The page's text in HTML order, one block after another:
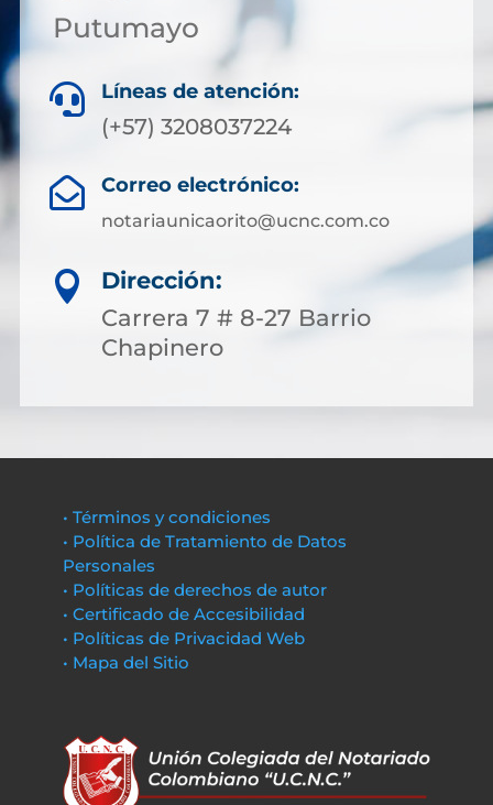
Putumayo
 Líneas de atención:
(+57) 3208037224
 Correo electrónico:
notariaunicaorito@ucnc.com.co

Dirección:
Carrera 7 # 8-27 Barrio
Chapinero
• Términos y condiciones
• Política de Tratamiento de Datos
Personales
• Políticas de derechos de autor
• Certificado de Accesibilidad
• Políticas de Privacidad Web
• Mapa del Sitio